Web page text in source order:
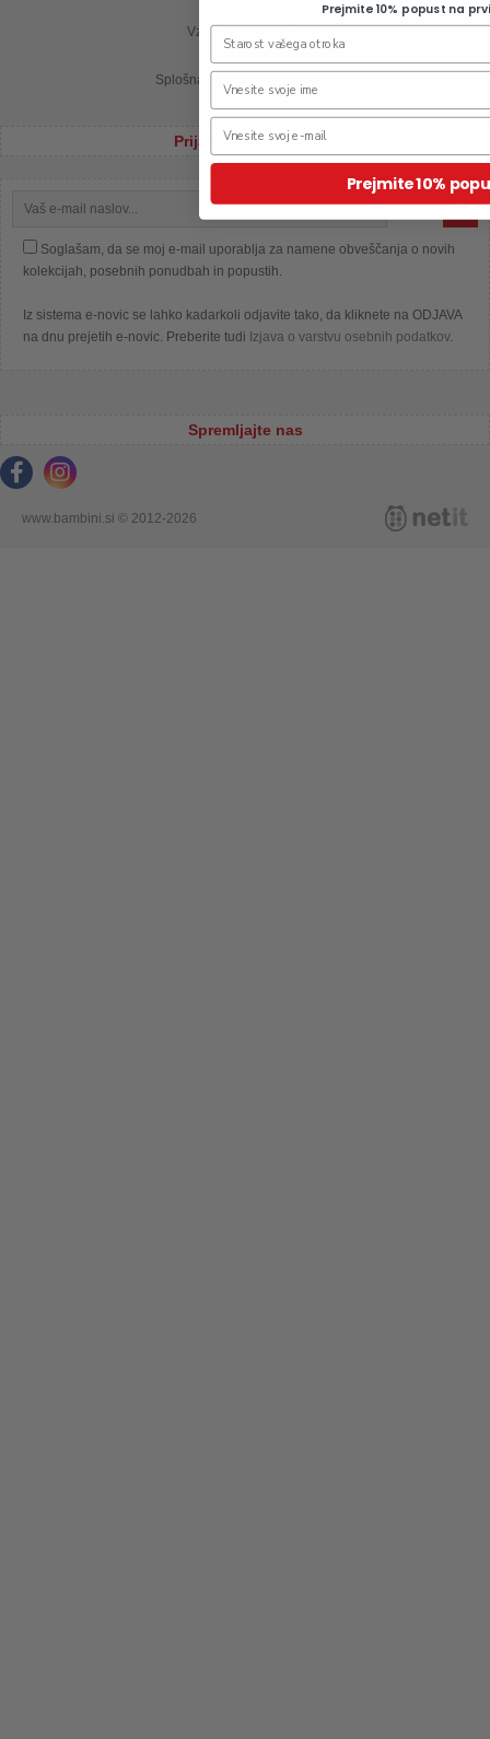
Vzdrževanje oblačil
Splošna pravila nagradne igre
Prijava na e-novice
Soglašam, da se moj e-mail uporablja za namene obveščanja o novih
kolekcijah, posebnih ponudbah in popustih.
Iz sistema e-novic se lahko kadarkoli odjavite tako, da kliknete na ODJAVA
na dnu prejetih e-novic. Preberite tudi Izjava o varstvu osebnih podatkov.
Spremljajte nas
www.bambini.si © 2012-2026
Prejmite 10% popust na
Prejmite 10%